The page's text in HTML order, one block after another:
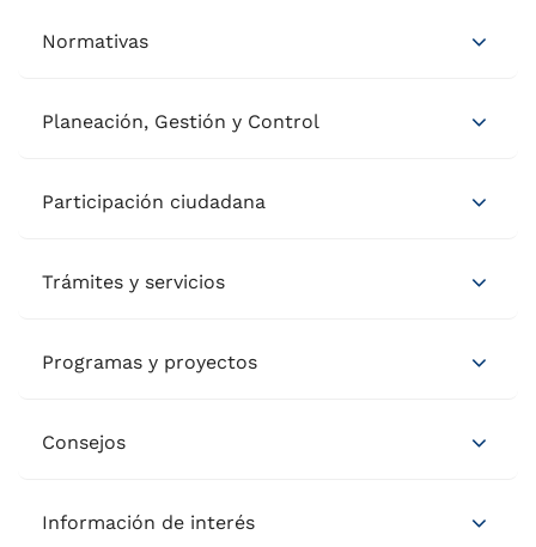
Normativas
Planeación, Gestión y Control
Participación ciudadana
Trámites y servicios
Programas y proyectos
Consejos
Información de interés